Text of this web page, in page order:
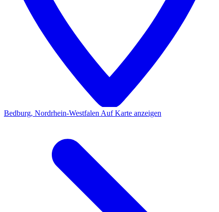
Bedburg, Nordrhein-Westfalen Auf Karte anzeigen